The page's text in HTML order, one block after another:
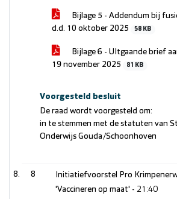
Bijlage 5 - Addendum bij
d.d. 10 oktober 2025
58 KB
Bijlage 6 - UItgaande brief
19 november 2025
81 KB
Voorgesteld besluit
De raad wordt voorgesteld om:
in te stemmen met de statuten van
Onderwijs Gouda/Schoonhoven
8
Initiatiefvoorstel Pro
'Vaccineren op maat' - 21:40